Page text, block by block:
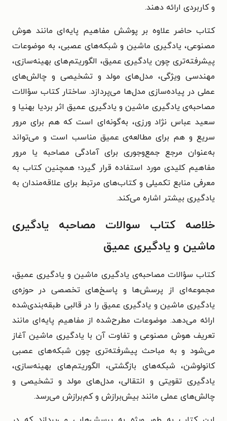
و کاربردی ارائه دهند.
کتاب حاضر علاوه بر پوشش مفاهیم پایه‌ای مانند هوش
مصنوعی، یادگیری ماشین و شبکه‌های عصبی، به موضوعات
پیشرفته‌تری چون یادگیری عمیق، الگوریتم‌های بهینه‌سازی،
مهندسی ویژگی، مدل‌های مولد و تشخیصی و چالش‌های
عملی در پیاده‌سازی مدل‌ها می‌پردازد. ساختار کتاب سؤالات
مصاحبه‌ی یادگیری ماشین و یادگیری عمیق اثر بردیا بهنیا و
سعید عباس‌ نژاد ورزی، به‌گونه‌ای است که هم برای مرور
سریع و هم برای مطالعه‌ی عمیق مناسب است و می‌تواند
به‌عنوان مرجع جمع‌وجوری برای آمادگی مصاحبه یا مرور
مفاهیم کلیدی مورد استفاده قرار گیرد؛ همچنین کتاب به
معرفی منابع تکمیلی و کتاب‌های مرتبط برای علاقه‌مندان به
یادگیری بیشتر اشاره می‌کند.
خلاصه کتاب سوالات مصاحبه یادگیری
ماشین و یادگیری عمیق
کتاب سؤالات مصاحبه‌ی یادگیری ماشین و یادگیری عمیق،
مجموعه‌ای از پرسش‌ها و پاسخ‌های تخصصی در حوزه‌ی
یادگیری ماشین و یادگیری عمیق را در قالبی طبقه‌بندی‌شده
ارائه می‌دهد. موضوعات مطرح‌شده از مفاهیم پایه‌ای مانند
تعریف هوش مصنوعی و تفاوت آن با یادگیری ماشین آغاز
می‌شود و به مباحث پیشرفته‌تری چون شبکه‌های عصبی
کانولوشن، شبکه‌های بازگشتی، الگوریتم‌های بهینه‌سازی،
یادگیری تقویتی و انتقالی، مدل‌های مولد و تشخیصی و
چالش‌های عملی مانند بیش‌برازش و کم‌برازش می‌رسد.